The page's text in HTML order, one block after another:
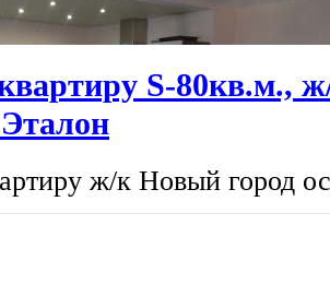
S-80кв.м.,
ж/к Новый город